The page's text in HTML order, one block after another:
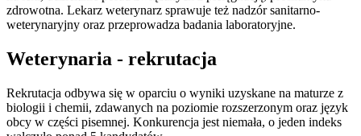
zdrowotna. Lekarz weterynarz sprawuje też nadzór sanitarno-
weterynaryjny oraz przeprowadza badania laboratoryjne.
Weterynaria - rekrutacja
Rekrutacja odbywa się w oparciu o wyniki uzyskane na maturze z
biologii i chemii, zdawanych na poziomie rozszerzonym oraz język
obcy w części pisemnej. Konkurencja jest niemała, o jeden indeks